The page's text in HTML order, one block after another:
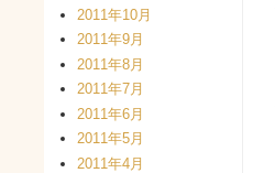
2011年10月
2011年9月
2011年8月
2011年7月
2011年6月
2011年5月
2011年4月